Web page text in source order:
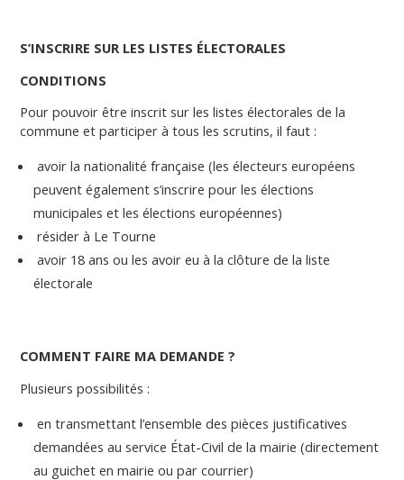
S’INSCRIRE SUR LES LISTES ÉLECTORALES
CONDITIONS
Pour pouvoir être inscrit sur les listes électorales de la
commune et participer à tous les scrutins, il faut :
avoir la nationalité française (les électeurs européens
peuvent également s’inscrire pour les élections
municipales et les élections européennes)
résider à Le Tourne
avoir 18 ans ou les avoir eu à la clôture de la liste
électorale
COMMENT FAIRE MA DEMANDE ?
Plusieurs possibilités :
en transmettant l’ensemble des pièces justificatives
demandées au service État-Civil de la mairie (directement
au guichet en mairie ou par courrier)